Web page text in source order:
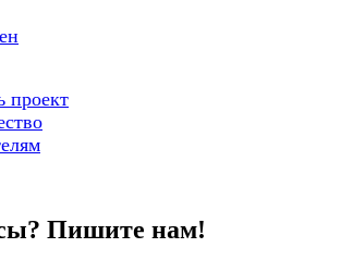
проект
Пишите нам!